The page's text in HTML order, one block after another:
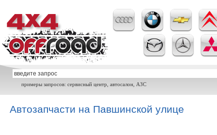
примеры запросов: сервисный центр, автосалон, АЗС
Автозапчасти на Павшинской улице